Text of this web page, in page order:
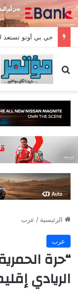
بحث عن
الرئيسية / عرب
عرب
“حرة
الريادي